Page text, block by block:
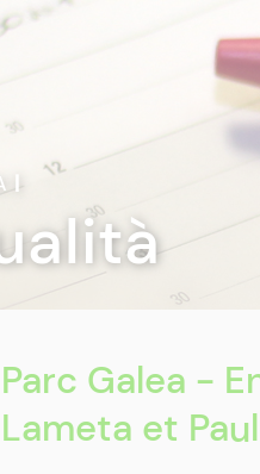
|
Parc Galea -
Lameta et